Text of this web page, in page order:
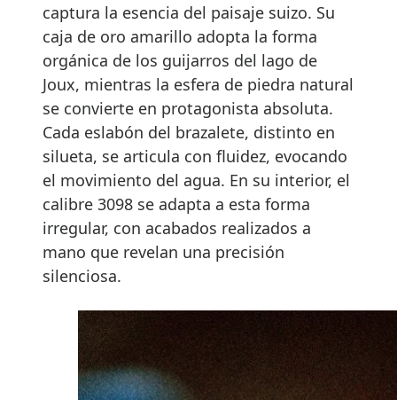
captura la esencia del paisaje suizo. Su
caja de oro amarillo adopta la forma
orgánica de los guijarros del lago de
Joux, mientras la esfera de piedra natural
se convierte en protagonista absoluta.
Cada eslabón del brazalete, distinto en
silueta, se articula con fluidez, evocando
el movimiento del agua. En su interior, el
calibre 3098 se adapta a esta forma
irregular, con acabados realizados a
mano que revelan una precisión
silenciosa.